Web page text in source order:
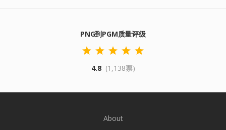
PNG到PGM质量评级
4.8 (1,138票)
About